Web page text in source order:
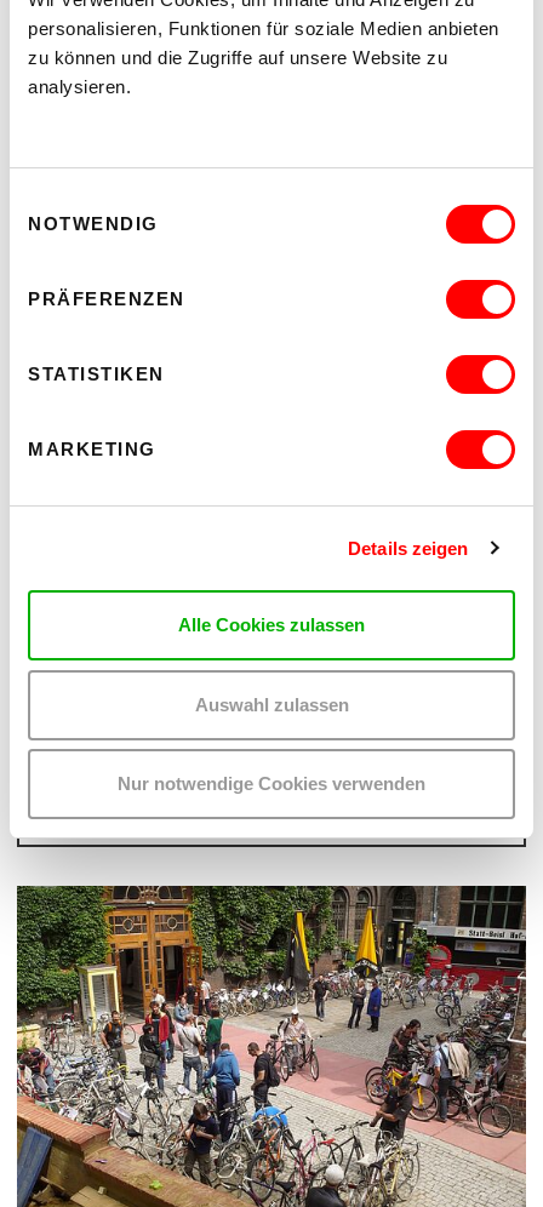
personalisieren, Funktionen für soziale Medien anbieten
zu können und die Zugriffe auf unsere Website zu
analysieren.
NOTWENDIG
PRÄFERENZEN
STATISTIKEN
MARKETING
Details zeigen
Alle Cookies zulassen
Auswahl zulassen
Nur notwendige Cookies verwenden
WUK ABHOLMARKT
FRISCHES AUS DEM MARCHFELD BESTELLEN UND
ABHOLEN
Informationsbüro
NOMADENKULTURZELT
OASE, TEE UND MUSIK